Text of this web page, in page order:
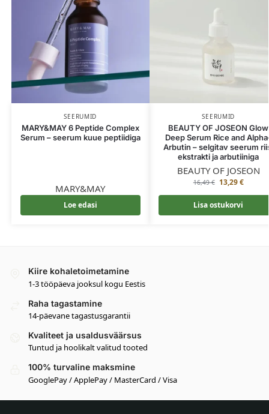
SEERUMID
MARY&MAY 6 Peptide Complex
Serum – seerum kuue peptiidiga
MARY&MAY
Loe edasi
SEERUMID
BEAUTY OF JOSEON Glow
Deep Serum Rice and
Arbutin – selgitav seerum
ekstrakti ja arbutiiniga
BEAUTY OF JOSEON
16,49€ 13,29€
Lisa ostukorvi
Kiire kohaletoimetamine
1-3 tööpäeva jooksul kogu Eestis
Raha tagastamine
14-päevane tagastusgarantii
Kvaliteet ja usaldusväärsus
Tuntud ja hoolikalt valitud tooted
100% turvaline maksmine
GooglePay / ApplePay / MasterCard / Visa